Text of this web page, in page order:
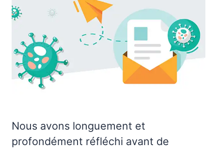
Nous avons longuement et
profondément réfléchi avant de